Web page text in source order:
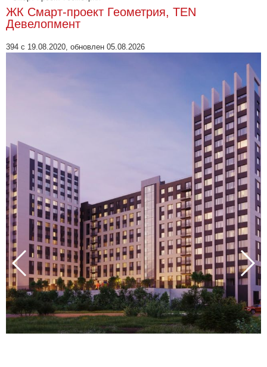
ЖК Смарт-проект Геометрия, TEN
Девелопмент
394 с 19.08.2020, обновлен 05.08.2026